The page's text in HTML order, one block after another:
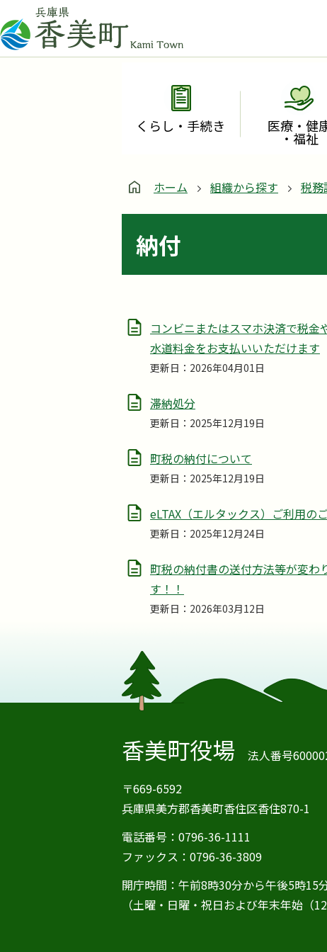
くらし・手続き 医療・健
・福祉
ホーム 組織から探す 税務
納付
コンビニまたはスマホ決済で税金
水道料金をお支払いいただけます
更新日：2026年04月01日
滞納処分
更新日：2025年12月19日
町税の納付について
更新日：2025年12月19日
eLTAX（エルタックス）ご利用の
更新日：2025年12月24日
町税の納付書の送付方法等が変わ
す！！
更新日：2026年03月12日
香美町役場
法人番号
〒669-6592
兵庫県美方郡香美町香住区香住870-1
電話番号：0796-36-1111
ファックス：0796-36-3809
開庁時間：午前8時30分から午後5時15
（土曜・日曜・祝日および年末年始（